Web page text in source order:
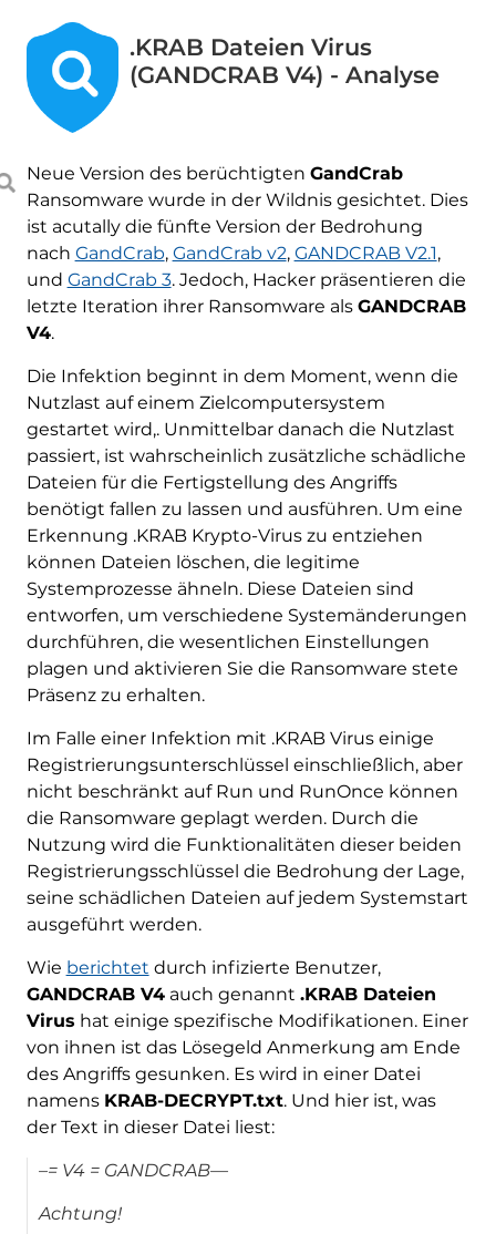
.KRAB Dateien Virus
(GANDCRAB V4) - Analyse
Neue Version des berüchtigten GandCrab
Ransomware wurde in der Wildnis gesichtet. Dies
ist acutally die fünfte Version der Bedrohung
nach GandCrab, GandCrab v2, GANDCRAB V2.1,
und GandCrab 3. Jedoch, Hacker präsentieren die
letzte Iteration ihrer Ransomware als GANDCRAB
V4.
Die Infektion beginnt in dem Moment, wenn die
Nutzlast auf einem Zielcomputersystem
gestartet wird,. Unmittelbar danach die Nutzlast
passiert, ist wahrscheinlich zusätzliche schädliche
Dateien für die Fertigstellung des Angriffs
benötigt fallen zu lassen und ausführen. Um eine
Erkennung .KRAB Krypto-Virus zu entziehen
können Dateien löschen, die legitime
Systemprozesse ähneln. Diese Dateien sind
entworfen, um verschiedene Systemänderungen
durchführen, die wesentlichen Einstellungen
plagen und aktivieren Sie die Ransomware stete
Präsenz zu erhalten.
Im Falle einer Infektion mit .KRAB Virus einige
Registrierungsunterschlüssel einschließlich, aber
nicht beschränkt auf Run und RunOnce können
die Ransomware geplagt werden. Durch die
Nutzung wird die Funktionalitäten dieser beiden
Registrierungsschlüssel die Bedrohung der Lage,
seine schädlichen Dateien auf jedem Systemstart
ausgeführt werden.
Wie berichtet durch infizierte Benutzer,
GANDCRAB V4auch genannt .KRAB Dateien
Virus hat einige spezifische Modifikationen. Einer
von ihnen ist das Lösegeld Anmerkung am Ende
des Angriffs gesunken. Es wird in einer Datei
namens KRAB-DECRYPT.txt. Und hier ist, was
der Text in dieser Datei liest:
–= V4 = GANDCRAB—
Achtung!